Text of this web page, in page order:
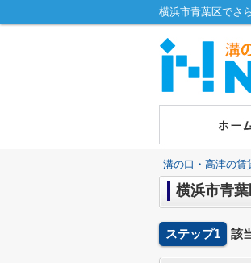
横浜市青葉区でさ
溝の口・高津の賃
横浜市青
ステップ1 該